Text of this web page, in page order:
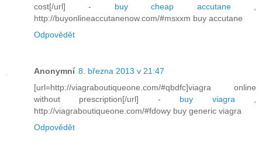
cost[/url] - buy cheap accutane,
http://buyonlineaccutanenow.com/#msxxm buy accutane
Odpovědět
Anonymní 8. března 2013 v 21:47
[url=http://viagraboutiqueone.com/#qbdfc]viagra online
without prescription[/url] - buy viagra
http://viagraboutiqueone.com/#fdowy buy generic viagra
Odpovědět